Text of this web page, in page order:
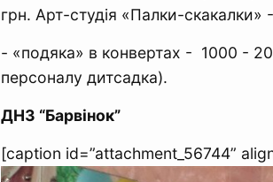
грн. Арт-студія «Палки-
- «подяка» в конвертах - 1000 -
персоналу дитсадка).
ДНЗ “Барвінок”
[caption id=”attachment_56744”